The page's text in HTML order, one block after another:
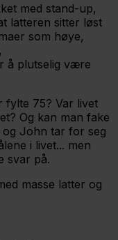
med stand-up,
latteren sitter løst
som høye,
å plutselig være
fylte 75? Var livet
Og kan man fake
og John tar for seg
i livet... men
svar på.
masse latter og